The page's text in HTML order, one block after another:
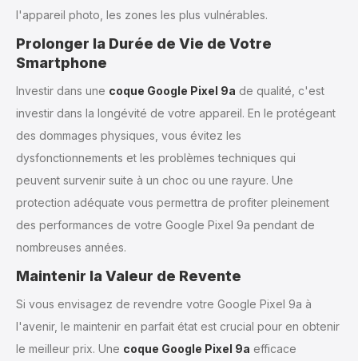
l'appareil photo, les zones les plus vulnérables.
Prolonger la Durée de Vie de Votre
Smartphone
Investir dans une coque Google Pixel 9a de qualité, c'est
investir dans la longévité de votre appareil. En le protégeant
des dommages physiques, vous évitez les
dysfonctionnements et les problèmes techniques qui
peuvent survenir suite à un choc ou une rayure. Une
protection adéquate vous permettra de profiter pleinement
des performances de votre Google Pixel 9a pendant de
nombreuses années.
Maintenir la Valeur de Revente
Si vous envisagez de revendre votre Google Pixel 9a à
l'avenir, le maintenir en parfait état est crucial pour en obtenir
le meilleur prix. Une coque Google Pixel 9a efficace